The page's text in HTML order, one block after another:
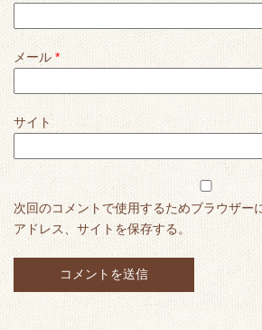
メール *
サイト
次回のコメントで使用するためブラウザー
アドレス、サイトを保存する。